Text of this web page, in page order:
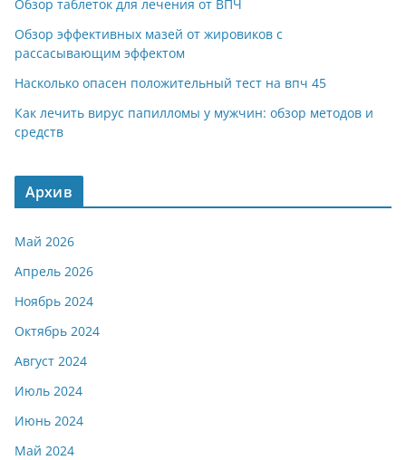
Обзор таблеток для лечения от ВПЧ
Обзор эффективных мазей от жировиков с
рассасывающим эффектом
Насколько опасен положительный тест на впч 45
Как лечить вирус папилломы у мужчин: обзор методов и
средств
Архив
Май 2026
Апрель 2026
Ноябрь 2024
Октябрь 2024
Август 2024
Июль 2024
Июнь 2024
Май 2024